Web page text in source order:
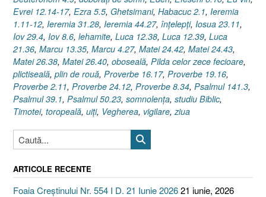
Evrei 12.14-17, Ezra 5.5, Ghetsimani, Habacuc 2.1, Ieremia
1.11-12, Ieremia 31.28, Ieremia 44.27, înţelepţi, Iosua 23.11,
Iov 29.4, Iov 8.6, lehamite, Luca 12.38, Luca 12.39, Luca
21.36, Marcu 13.35, Marcu 4.27, Matei 24.42, Matei 24.43,
Matei 26.38, Matei 26.40, oboseală, Pilda celor zece fecioare,
plictiseală, plin de rouă, Proverbe 16.17, Proverbe 19.16,
Proverbe 2.11, Proverbe 24.12, Proverbe 8.34, Psalmul 141.3,
Psalmul 39.1, Psalmul 50.23, somnolenţa, studiu Biblic,
Timotei, toropeală, uiţi, Vegherea, vigilare, ziua
ARTICOLE RECENTE
Foaia Creștinului Nr. 554 I D. 21 Iunie 202621 iunie, 2026